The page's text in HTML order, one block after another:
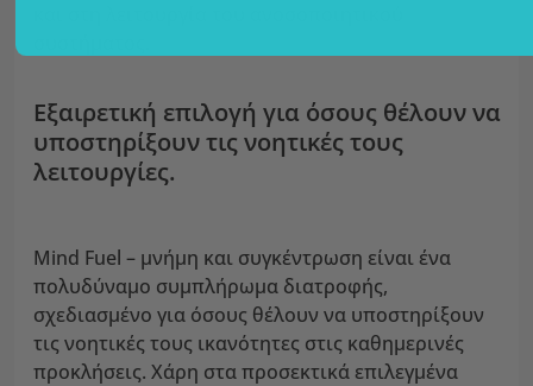
Εξαιρετική επιλογή για όσους θέλουν να
υποστηρίξουν τις νοητικές τους
λειτουργίες.
Mind Fuel – μνήμη και συγκέντρωση είναι ένα
πολυδύναμο συμπλήρωμα διατροφής,
σχεδιασμένο για όσους θέλουν να υποστηρίξουν
τις νοητικές τους ικανότητες στις καθημερινές
προκλήσεις. Χάρη στα προσεκτικά επιλεγμένα